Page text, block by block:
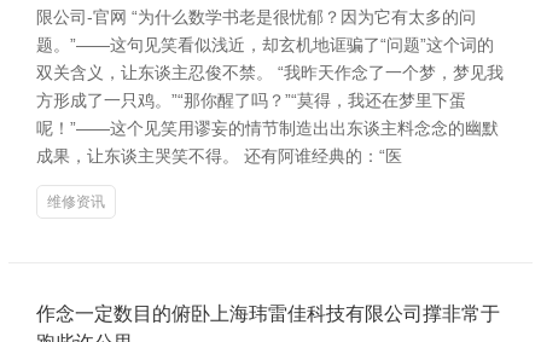
限公司-官网 “为什么数学书老是很忧郁？因为它有太多的问
题。”——这句见笑看似浅近，却玄机地诓骗了“问题”这个词的
双关含义，让东谈主忍俊不禁。 “我昨天作念了一个梦，梦见我
方形成了一只鸡。”“那你醒了吗？”“莫得，我还在梦里下蛋
呢！”——这个见笑用谬妄的情节制造出出东谈主料念念的幽默
成果，让东谈主哭笑不得。 还有阿谁经典的：“医
维修资讯
作念一定数目的俯卧上海玮雷佳科技有限公司撑非常于